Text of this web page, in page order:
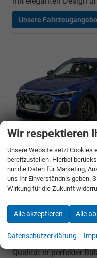
Unsere
Der Audi SQ5
Performancemit der
Coupés. Kraftvolles
einen besonders
Sportback istdie
Komfortund
erleben möchten - er
Qualität in perfekter
Wir respektieren
Unsere Website setzt Cookies
bereitzustellen. Hierbei
nur die Daten für Marketing,
uns Ihr Einverständnis geben.
Wirkung für die Zukunft
Alle akzeptieren Alle
Datenschutzerklärung